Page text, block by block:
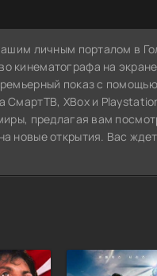
личным порталом в
кинематографа на
показ с
СмартТВ, XBox и
предлагая вам
новые открытия. Вас